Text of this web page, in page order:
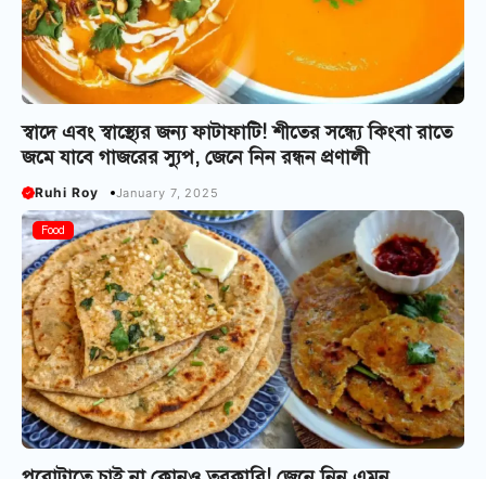
স্বাদে এবং স্বাস্থ্যের জন্য ফাটাফাটি! শীতের সন্ধ্যে কিংবা রাতে
জমে যাবে গাজরের স্যুপ, জেনে নিন রন্ধন প্রণালী
Ruhi Roy January 7, 2025
Food